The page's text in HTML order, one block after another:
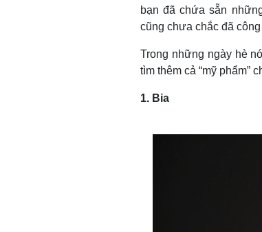
bạn đã chứa sẵn
cũng chưa chắc đã
Trong những ngày hè
tìm thêm cả “mỹ phẩm”
1. Bia